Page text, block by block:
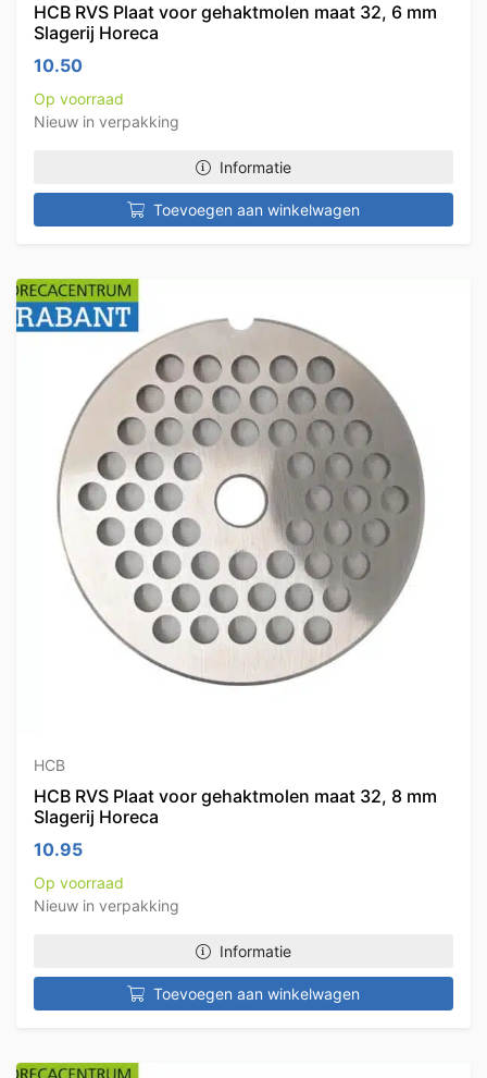
HCB RVS Plaat voor gehaktmolen maat 32, 6 mm
Slagerij Horeca
10.50
Op voorraad
Nieuw in verpakking
Informatie
Toevoegen aan winkelwagen
HCB
HCB RVS Plaat voor gehaktmolen maat 32, 8 mm
Slagerij Horeca
10.95
Op voorraad
Nieuw in verpakking
Informatie
Toevoegen aan winkelwagen